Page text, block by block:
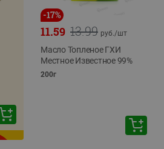
-17%
13.99
11.59 руб./шт
Масло Топленое ГХИ
Местное Известное 99%
200г